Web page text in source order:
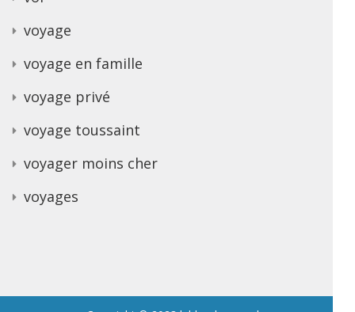
voyage
voyage en famille
voyage privé
voyage toussaint
voyager moins cher
voyages